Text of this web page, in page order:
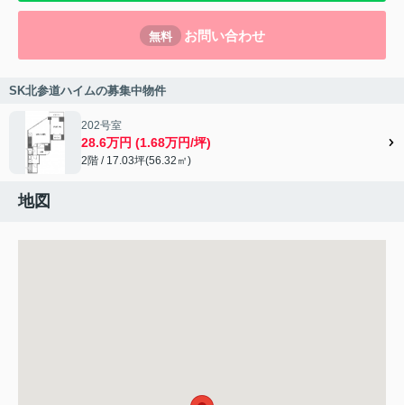
無料 お問い合わせ
SK北参道ハイムの募集中物件
202号室
28.6万円 (1.68万円/坪)
2階 / 17.03坪(56.32㎡)
地図